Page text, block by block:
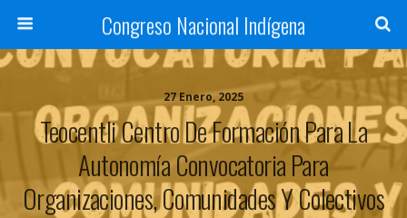
Congreso Nacional Indígena
27 Enero, 2025
Teocentli Centro De Formación Para La
Autonomía Convocatoria Para
Organizaciones, Comunidades Y Colectivos